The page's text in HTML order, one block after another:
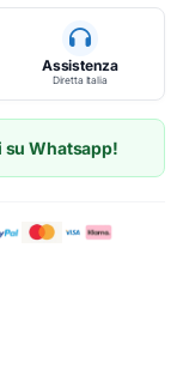
Assistenza
Diretta Italia
su Whatsapp!